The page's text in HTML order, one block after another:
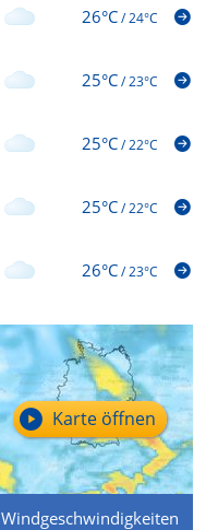
26°C/24°C
25°C/23°C
25°C/22°C
25°C/22°C
26°C/23°C
Windgeschwindigkeiten
Karte öffnen